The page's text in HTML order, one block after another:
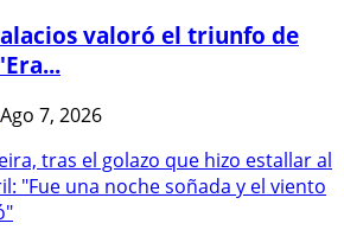
valoró el triunfo de
Ago 7, 2026